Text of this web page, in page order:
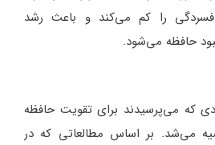
افسردگی را کم می‌کند و باعث رشد
حافظه می‌شود.
که می‌پرسیدند برای تقویت حافظه
می‌شد. بر اساس مطالعاتی که در